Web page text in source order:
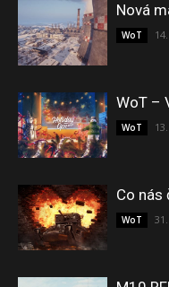
Nová
WoT
WoT –
WoT
Co nás
WoT